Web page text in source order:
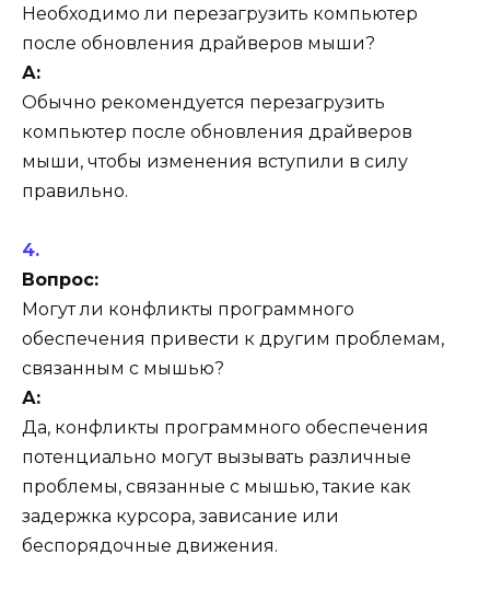
Необходимо ли перезагрузить компьютер
после обновления драйверов мыши?
А:
Обычно рекомендуется перезагрузить
компьютер после обновления драйверов
мыши, чтобы изменения вступили в силу
правильно.
Вопрос:
Могут ли конфликты программного
обеспечения привести к другим проблемам,
связанным с мышью?
А:
Да, конфликты программного обеспечения
потенциально могут вызывать различные
проблемы, связанные с мышью, такие как
задержка курсора, зависание или
беспорядочные движения.